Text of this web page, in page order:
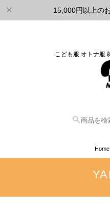
15,000円以上の
こども服.オトナ服
Home